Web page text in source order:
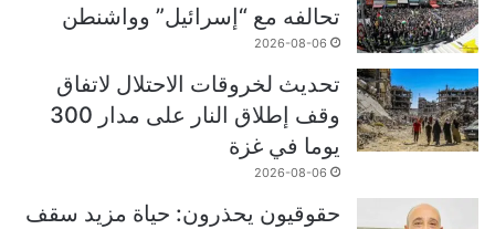
تحالفه مع “إسرائيل” وواشنطن
2026-08-06
تحديث لخروقات الاحتلال لاتفاق
وقف إطلاق النار على مدار 300
يوما في غزة
2026-08-06
حقوقيون يحذرون: حياة مزيد سقف